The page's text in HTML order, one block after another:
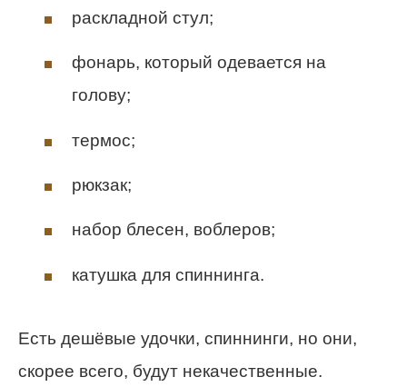
раскладной стул;
фонарь, который одевается на
голову;
термос;
рюкзак;
набор блесен, воблеров;
катушка для спиннинга.
Есть дешёвые удочки, спиннинги, но они,
скорее всего, будут некачественные.